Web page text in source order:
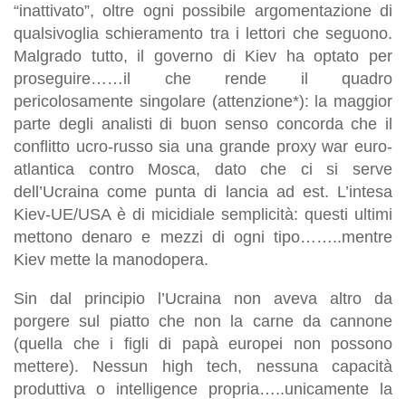
“inattivato”, oltre ogni possibile argomentazione di
qualsivoglia schieramento tra i lettori che seguono.
Malgrado tutto, il governo di Kiev ha optato per
proseguire……il che rende il quadro
pericolosamente singolare (attenzione*): la maggior
parte degli analisti di buon senso concorda che il
conflitto ucro-russo sia una grande proxy war euro-
atlantica contro Mosca, dato che ci si serve
dell’Ucraina come punta di lancia ad est. L’intesa
Kiev-UE/USA è di micidiale semplicità: questi ultimi
mettono denaro e mezzi di ogni tipo……..mentre
Kiev mette la manodopera.
Sin dal principio l’Ucraina non aveva altro da
porgere sul piatto che non la carne da cannone
(quella che i figli di papà europei non possono
mettere). Nessun high tech, nessuna capacità
produttiva o intelligence propria…..unicamente la